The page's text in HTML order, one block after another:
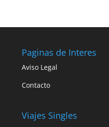
Paginas de Interes
Aviso Legal
Contacto
Viajes Singles